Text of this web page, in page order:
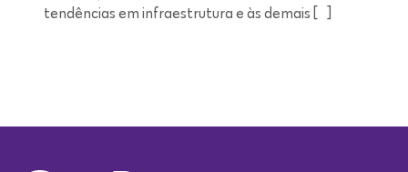
tendências em infraestrutura e às demais […]